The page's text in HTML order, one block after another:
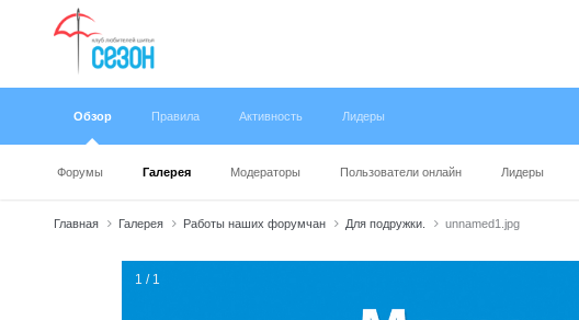
Обзор
Форумы Галерея Модераторы Пользователи онлайн Лидеры
Правила Активность Лидеры
Главная Галерея Работы наших форумчан Для подружки. unnamed1.jpg
1 / 1